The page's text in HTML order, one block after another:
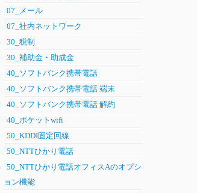
07_メール
07_社内ネットワーク
30_税制
30_補助金・助成金
40_ソフトバンク携帯電話
40_ソフトバンク携帯電話 端末
40_ソフトバンク携帯電話 解約
40_ポケットwifi
50_KDDI固定回線
50_NTTひかり電話
50_NTTひかり電話オフィスAのオプシ
ョン機能